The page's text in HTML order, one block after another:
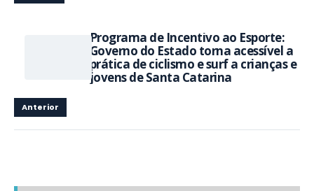
Programa de Incentivo ao Esporte:
Governo do Estado torna acessível a
prática de ciclismo e surf a crianças e
jovens de Santa Catarina
Anterior